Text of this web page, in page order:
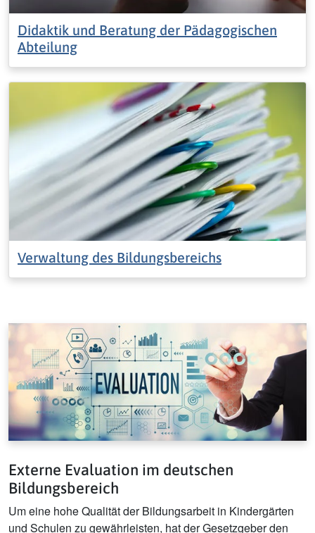
Didaktik und Beratung der Pädagogischen
Abteilung
Verwaltung des Bildungsbereichs
Externe Evaluation im deutschen
Bildungsbereich
Um eine hohe Qualität der Bildungsarbeit in Kindergärten
und Schulen zu gewährleisten, hat der Gesetzgeber den